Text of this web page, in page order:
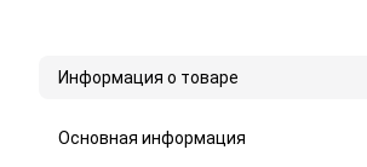
Информация о товаре
Основная информация